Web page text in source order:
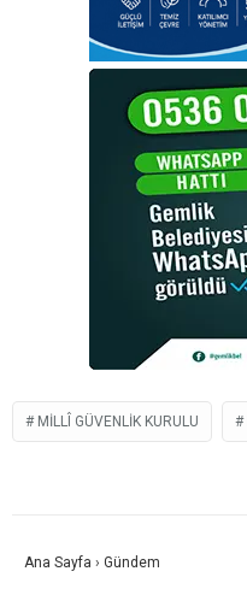
MILLÎ GÜVENLIK KURULU
Ana Sayfa › Gündem